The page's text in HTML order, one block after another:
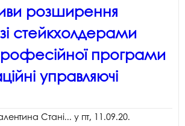
розширення
стейкхолдерами
програми
управляючі
Стані... у пт, 11.09.20.